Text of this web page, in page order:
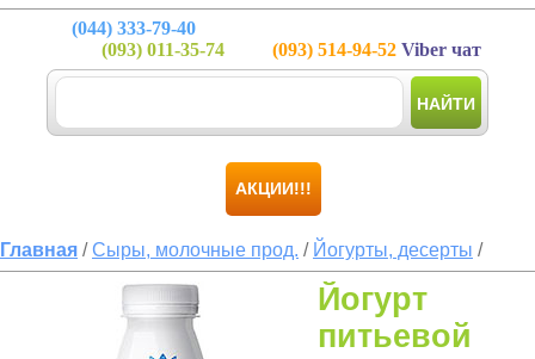
(044) 333-79-40
(093) 011-35-74 (093) 514-94-52 Viber чат
НАЙТИ
АКЦИИ!!!
Главная /Сыры, молочные прод. / Йогурты, десерты /
Йогурт
питьевой